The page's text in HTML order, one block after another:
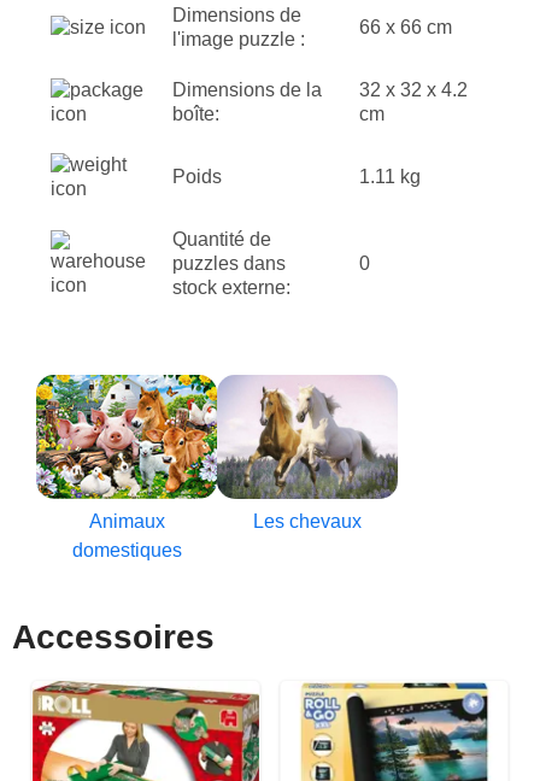
Dimensions de
l'image puzzle :
66 x 66 cm
Dimensions de la
boîte:
32 x 32 x 4.2
cm
Poids 1.11 kg
Quantité de
puzzles dans
stock externe:
0
Animaux
domestiques
Les chevaux
Accessoires